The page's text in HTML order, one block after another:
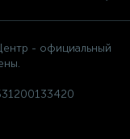
- официальный